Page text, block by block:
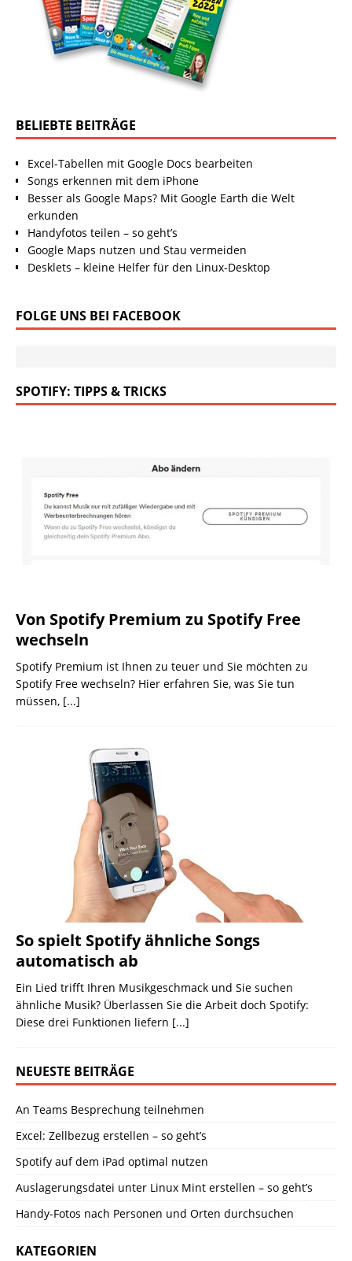
BELIEBTE BEITRÄGE
Excel-Tabellen mit Google Docs bearbeiten
Songs erkennen mit dem iPhone
Besser als Google Maps? Mit Google Earth die Welt
erkunden
Handyfotos teilen – so geht’s
Google Maps nutzen und Stau vermeiden
Desklets – kleine Helfer für den Linux-Desktop
FOLGE UNS BEI FACEBOOK
SPOTIFY: TIPPS & TRICKS
Von Spotify Premium zu Spotify Free
wechseln
Spotify Premium ist Ihnen zu teuer und Sie möchten zu
Spotify Free wechseln? Hier erfahren Sie, was Sie tun
müssen, [...]
So spielt Spotify ähnliche Songs
automatisch ab
Ein Lied trifft Ihren Musikgeschmack und Sie suchen
ähnliche Musik? Überlassen Sie die Arbeit doch Spotify:
Diese drei Funktionen liefern [...]
NEUESTE BEITRÄGE
An Teams Besprechung teilnehmen
Excel: Zellbezug erstellen – so geht’s
Spotify auf dem iPad optimal nutzen
Auslagerungsdatei unter Linux Mint erstellen – so geht’s
Handy-Fotos nach Personen und Orten durchsuchen
KATEGORIEN